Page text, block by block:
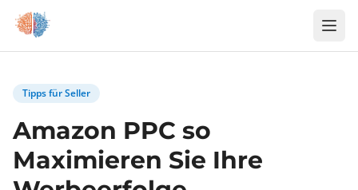
Zum Inhalt springen
Tipps für Seller
Amazon PPC so
Maximieren Sie Ihre